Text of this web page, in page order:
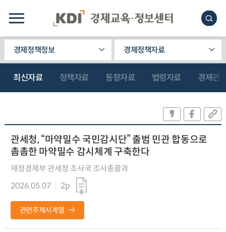
경제정책정보 경제정책자료
최신자료 정책자료 동향자료 법령자료 경제관
관세청, “마약밀수 국민감시단” 출범 민관 합동으로
촘촘한 마약밀수 감시체계 구축한다
재정경제부 관세청 조사국 조사총괄과
2026.05.07
2p
관련주제시계열